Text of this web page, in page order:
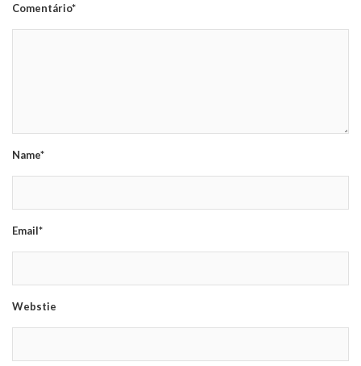
Comentário*
Name*
Email*
Webstie